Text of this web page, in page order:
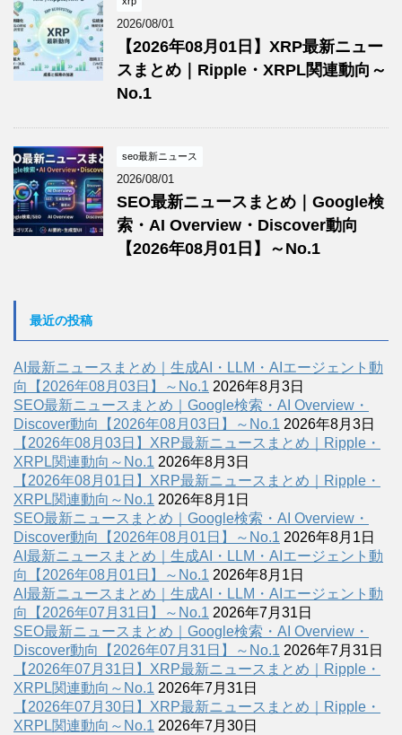
2026/08/01
【2026年08月01日】XRP最新ニュー
スまとめ｜Ripple・XRPL関連動向～
No.1
seo最新ニュース
2026/08/01
SEO最新ニュースまとめ｜Google検
索・AI Overview・Discover動向
【2026年08月01日】～No.1
最近の投稿
AI最新ニュースまとめ｜生成AI・LLM・AIエージェント動
向【2026年08月03日】～No.1 2026年8月3日
SEO最新ニュースまとめ｜Google検索・AI Overview・
Discover動向【2026年08月03日】～No.1 2026年8月3日
【2026年08月03日】XRP最新ニュースまとめ｜Ripple・
XRPL関連動向～No.1 2026年8月3日
【2026年08月01日】XRP最新ニュースまとめ｜Ripple・
XRPL関連動向～No.1 2026年8月1日
SEO最新ニュースまとめ｜Google検索・AI Overview・
Discover動向【2026年08月01日】～No.1 2026年8月1日
AI最新ニュースまとめ｜生成AI・LLM・AIエージェント動
向【2026年08月01日】～No.1 2026年8月1日
AI最新ニュースまとめ｜生成AI・LLM・AIエージェント動
向【2026年07月31日】～No.1 2026年7月31日
SEO最新ニュースまとめ｜Google検索・AI Overview・
Discover動向【2026年07月31日】～No.1 2026年7月31日
【2026年07月31日】XRP最新ニュースまとめ｜Ripple・
XRPL関連動向～No.1 2026年7月31日
【2026年07月30日】XRP最新ニュースまとめ｜Ripple・
XRPL関連動向～No.1 2026年7月30日